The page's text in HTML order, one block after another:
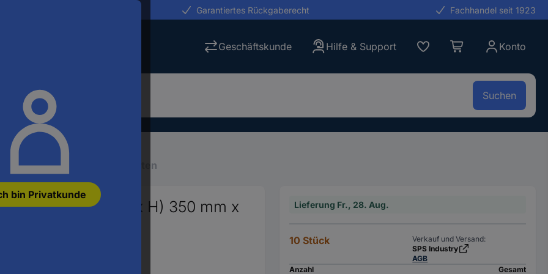
bin Privatkunde
Garantiertes Rückgaberecht Fachhandel seit 1923
Geschäftskunde Hilfe & Support Konto
Suchen
Gehäuse-Komponenten
Ablagefach (B x H) 350 mm x
Lieferung Fr., 28. Aug.
10 Stück
Verkauf und Versand:
SPS Industry
AGB
Anzahl
Gesamt